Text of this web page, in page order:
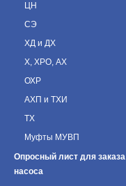
ЦН
СЭ
ХД и ДХ
Х, ХРО, АХ
ОХР
АХП и ТХИ
ТХ
Муфты МУВП
Опросный лист для заказа
насоса